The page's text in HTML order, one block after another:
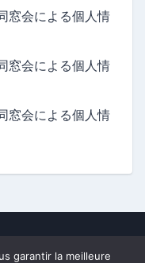
窓会による個人情
窓会による個人情
窓会による個人情
garantir la meilleure